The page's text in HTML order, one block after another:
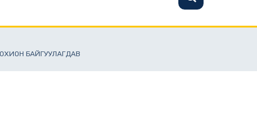
БАЙГУУЛАГДАВ